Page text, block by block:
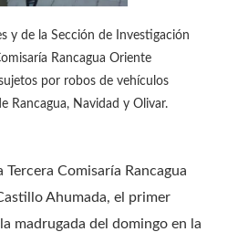
y de la Sección de Investigación
Rancagua Oriente
por robos de vehículos
Rancagua, Navidad y Olivar.
Comisaría Rancagua
Ahumada, el primer
madrugada del domingo en la